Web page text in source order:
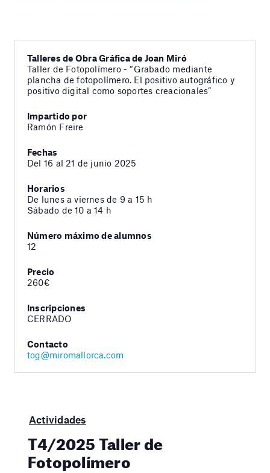
Talleres de Obra Gráfica de Joan Miró
Taller de Fotopolímero - “Grabado mediante
plancha de fotopolímero. El positivo autográfico y
positivo digital como soportes creacionales”
Impartido por
Ramón Freire
Fechas
Del 16 al 21 de junio 2025
Horarios
De lunes a viernes de 9 a 15 h
Sábado de 10 a 14 h
Número máximo de alumnos
12
Precio
260€
Inscripciones
CERRADO
Contacto
tog@miromallorca.com
Actividades
T4/2025 Taller de
Fotopolímero